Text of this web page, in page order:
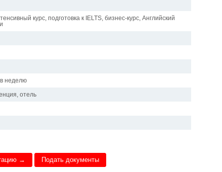
курс, подготовка к IELTS, бизнес-курс, Английский
неделю
отель
→ Подать документы